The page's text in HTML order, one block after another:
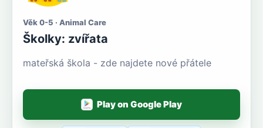
Věk 0-5 · Animal Care
Školky: zvířata
mateřská škola - zde najdete nové přátele
Play on Google Play